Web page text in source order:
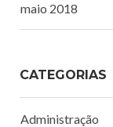
maio 2018
CATEGORIAS
Administração